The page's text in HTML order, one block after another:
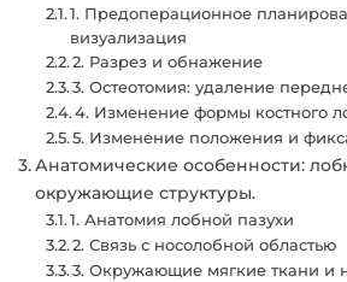
1. Предоперационное
визуализация
2. Разрез и обнажение
3. Остеотомия: удаление
4. Изменение формы костного
5. Изменение положения и
Анатомические особенности:
окружающие структуры.
1. Анатомия лобной пазухи
2. Связь с носолобной областью
3. Окружающие мягкие ткани и